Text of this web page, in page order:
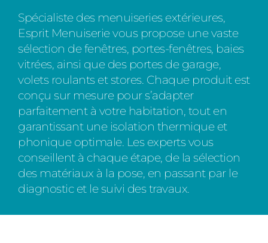
Spécialiste des menuiseries extérieures,
Esprit Menuiserie vous propose une vaste
sélection de fenêtres, portes-fenêtres, baies
vitrées, ainsi que des portes de garage,
volets roulants et stores. Chaque produit est
conçu sur mesure pour s’adapter
parfaitement à votre habitation, tout en
garantissant une isolation thermique et
phonique optimale. Les experts vous
conseillent à chaque étape, de la sélection
des matériaux à la pose, en passant par le
diagnostic et le suivi des travaux.